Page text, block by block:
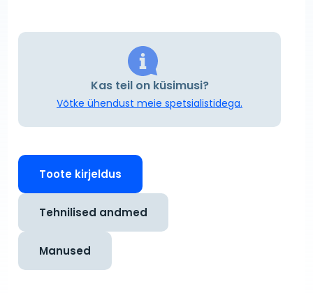
Kas teil on küsimusi?
Võtke ühendust meie spetsialistidega.
Toote kirjeldus
Tehnilised andmed
Manused